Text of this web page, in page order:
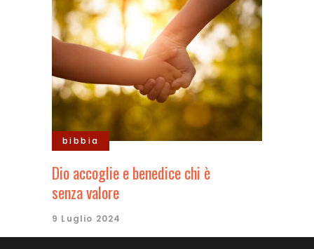
bibbia
Dio accoglie e benedice chi è
senza valore
9 Luglio 2024